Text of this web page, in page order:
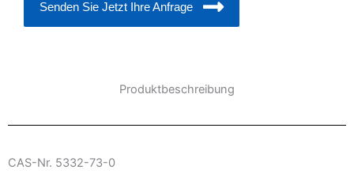
Senden Sie Jetzt Ihre Anfrage
Produktbeschreibung
CAS-Nr. 5332-73-0